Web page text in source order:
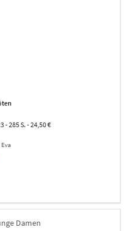
- 285 S. - 24,50 €